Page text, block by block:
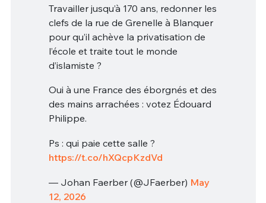
Travailler jusqu’à 170 ans, redonner les
clefs de la rue de Grenelle à Blanquer
pour qu’il achève la privatisation de
l’école et traite tout le monde
d’islamiste ?
Oui à une France des éborgnés et des
des mains arrachées : votez Édouard
Philippe.
Ps : qui paie cette salle ?
https://t.co/hXQcpKzdVd
— Johan Faerber (@JFaerber) May
12, 2026